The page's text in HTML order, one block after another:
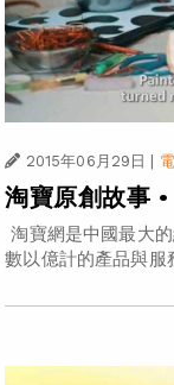
2015年06月29日
淘寶原創故事
淘寶網是中國最大
數以億計的產品與服